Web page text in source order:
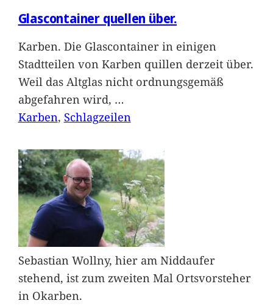
Glascontainer quellen über.
Karben. Die Glascontainer in einigen
Stadtteilen von Karben quillen derzeit über.
Weil das Altglas nicht ordnungsgemäß
abgefahren wird, …
Karben, Schlagzeilen
Sebastian Wollny, hier am Niddaufer
stehend, ist zum zweiten Mal Ortsvorsteher
in Okarben.